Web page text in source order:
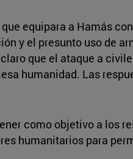
equipara a Hamás
y el presunto uso de
que el ataque a
humanidad. Las
como objetivo a los
humanitarios para